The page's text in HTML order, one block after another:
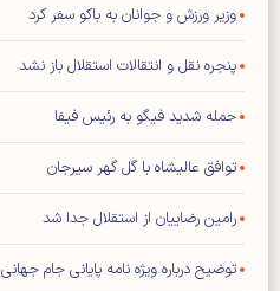
وزیر ورزش و جوانان به باکو سفر کرد
پنجره نقل و انتقالات استقلال باز نشد
حمله شدید فیگو به رئیس فیفا
توافق عالیشاه با گل گهر سیرجان
رامین رضاییان از استقلال جدا شد
توضیح درباره ویژه نامه پایانی جام جهانی ۲۰۲۶